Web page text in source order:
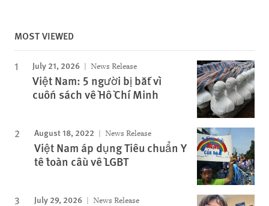
MOST VIEWED
July 21, 2026 News Release
Việt Nam: 5 người bị bắt vì
cuốn sách về Hồ Chí Minh
August 18, 2022 News Release
Việt Nam áp dụng Tiêu chuẩn Y
tế toàn cầu về LGBT
July 29, 2026 News Release